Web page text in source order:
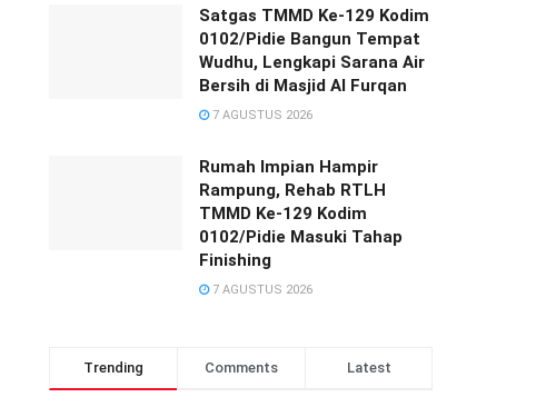
Satgas TMMD Ke-129 Kodim
0102/Pidie Bangun Tempat
Wudhu, Lengkapi Sarana Air
Bersih di Masjid Al Furqan
7 AGUSTUS 2026
Rumah Impian Hampir
Rampung, Rehab RTLH
TMMD Ke-129 Kodim
0102/Pidie Masuki Tahap
Finishing
7 AGUSTUS 2026
Trending Comments Latest